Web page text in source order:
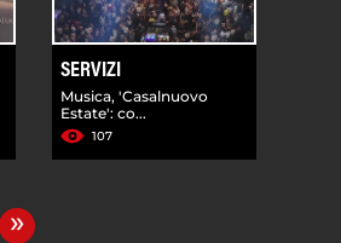
SERVIZI
Musica, 'Casalnuovo
Estate': co...
107
»